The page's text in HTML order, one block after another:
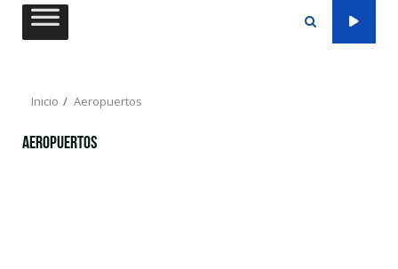
Saltar
Inicio Aeropuertos
Aeropuertos